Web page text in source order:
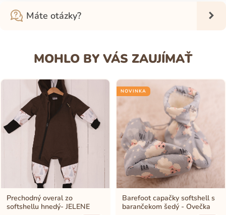
Máte otázky?
MOHLO BY VÁS ZAUJÍMAŤ
Prechodný overal zo
softshellu hnedý- JELENE
NOVINKA
Barefoot capačky softshell s
barančekom šedý - Ovečka